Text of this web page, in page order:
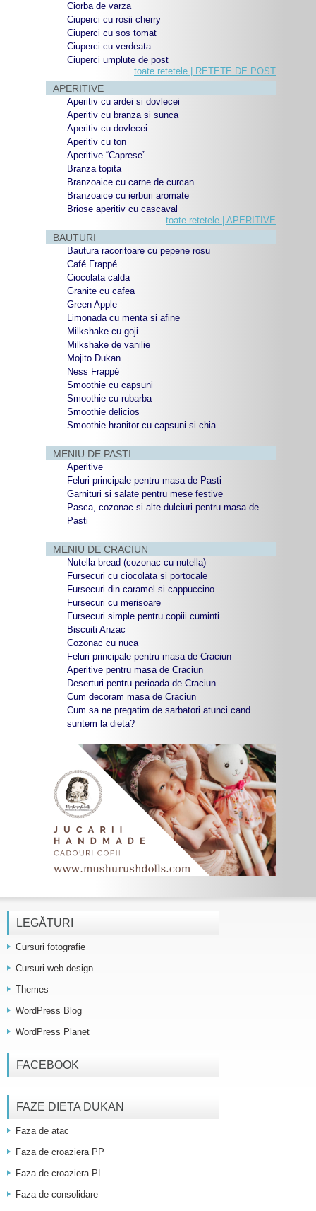
Ciorba de varza
Ciuperci cu rosii cherry
Ciuperci cu sos tomat
Ciuperci cu verdeata
Ciuperci umplute de post
toate retetele | RETETE DE POST
APERITIVE
Aperitiv cu ardei si dovlecei
Aperitiv cu branza si sunca
Aperitiv cu dovlecei
Aperitiv cu ton
Aperitive “Caprese”
Branza topita
Branzoaice cu carne de curcan
Branzoaice cu ierburi aromate
Briose aperitiv cu cascaval
toate retetele | APERITIVE
BAUTURI
Bautura racoritoare cu pepene rosu
Café Frappé
Ciocolata calda
Granite cu cafea
Green Apple
Limonada cu menta si afine
Milkshake cu goji
Milkshake de vanilie
Mojito Dukan
Ness Frappé
Smoothie cu capsuni
Smoothie cu rubarba
Smoothie delicios
Smoothie hranitor cu capsuni si chia
MENIU DE PASTI
Aperitive
Feluri principale pentru masa de Pasti
Garnituri si salate pentru mese festive
Pasca, cozonac si alte dulciuri pentru masa de
Pasti
MENIU DE CRACIUN
Nutella bread (cozonac cu nutella)
Fursecuri cu ciocolata si portocale
Fursecuri din caramel si cappuccino
Fursecuri cu merisoare
Fursecuri simple pentru copiii cuminti
Biscuiti Anzac
Cozonac cu nuca
Feluri principale pentru masa de Craciun
Aperitive pentru masa de Craciun
Deserturi pentru perioada de Craciun
Cum decoram masa de Craciun
Cum sa ne pregatim de sarbatori atunci cand
suntem la dieta?
LEGĂTURI
Cursuri fotografie
Cursuri web design
Themes
WordPress Blog
WordPress Planet
FACEBOOK
FAZE DIETA DUKAN
Faza de atac
Faza de croaziera PP
Faza de croaziera PL
Faza de consolidare